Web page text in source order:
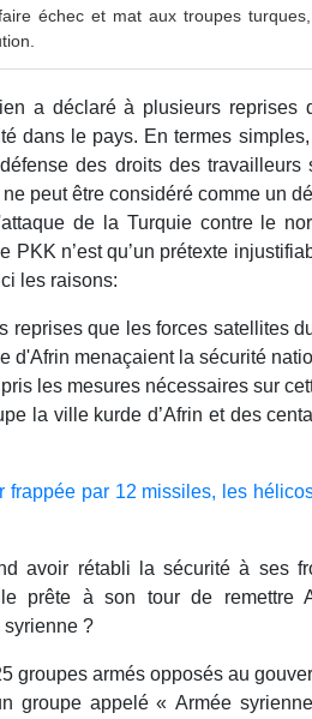
échec et mat aux troupes
a déclaré à plusieurs reprises
dans le pays. En termes
des droits des travailleurs
peut être considéré comme un
de la Turquie contre le
PKK n’est qu’un prétexte
les raisons:
reprises que les forces satellites
d'Afrin menaçaient la sécurité
les mesures nécessaires sur
la ville kurde d’Afrin et des
frappée par 12 missiles, les
avoir rétabli la sécurité à ses
prête à son tour de remettre
syrienne ?
groupes armés opposés au
groupe appelé « Armée